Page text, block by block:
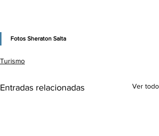
Fotos Sheraton Salta
Turismo
Entradas relacionadas Ver todo